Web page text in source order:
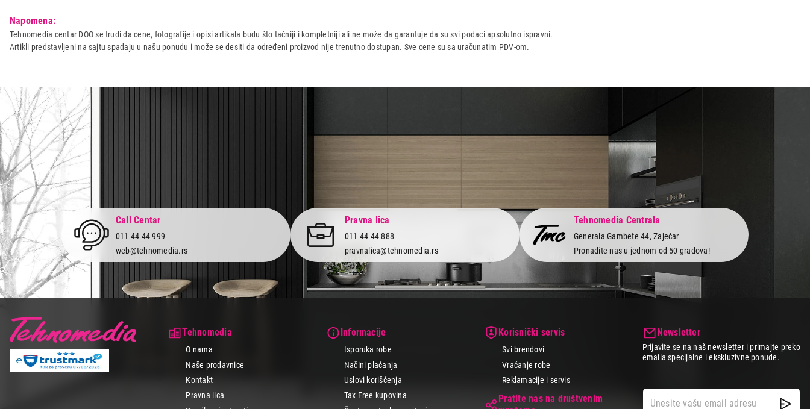
Naziv i vrsta robe:
SECKALICA
Uvoznik:
Repro Market d.o.o.
Napomena:
Tehnomedia centar DOO se trudi da cene, fotografije i opisi artikala budu što tačniji i kompletniji ali ne može da garantuje da su svi podaci apsolutno ispravni.
Artikli predstavljeni na sajtu spadaju u našu ponudu i može se desiti da određeni proizvod nije trenutno dostupan. Sve cene su sa uračunatim PDV-om.
Call Centar
011 44 44 999
web@tehnomedia.rs
Pravna lica
011 44 44 888
pravnalica@tehnomedia.rs
Tehnomedia Centrala
Generala Gambete 44, Zaječar
Pronađite nas u jednom od 50 gradova!
Tehnomedia
O nama
Naše prodavnice
Kontakt
Pravna lica
Informacije
Isporuka robe
Načini plaćanja
Uslovi korišćenja
Tax Free kupovina
Korisnički servis
Svi brendovi
Vraćanje robe
Reklamacije i servis
Pratite nas na društvenim
Newsletter
Prijavite se na naš newsletter i primajte preko
emaila specijalne i ekskluzivne ponude.